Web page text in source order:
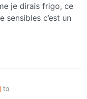
je dirais frigo, ce
sensibles c’est un
to